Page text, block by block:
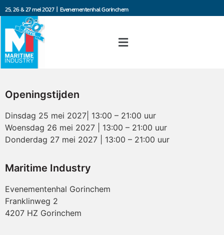
25, 26 & 27 mei 2027 | Evenementenhal Gorinchem
Openingstijden
Dinsdag 25 mei 2027| 13:00 – 21:00 uur
Woensdag 26 mei 2027 | 13:00 – 21:00 uur
Donderdag 27 mei 2027 | 13:00 – 21:00 uur
Maritime Industry
Evenementenhal Gorinchem
Franklinweg 2
4207 HZ Gorinchem